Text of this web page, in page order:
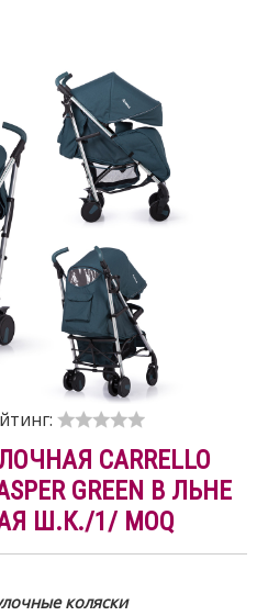
CARRELLO
GREEN В ЛЬНЕ
Ш.К./1/ MOQ
коляски